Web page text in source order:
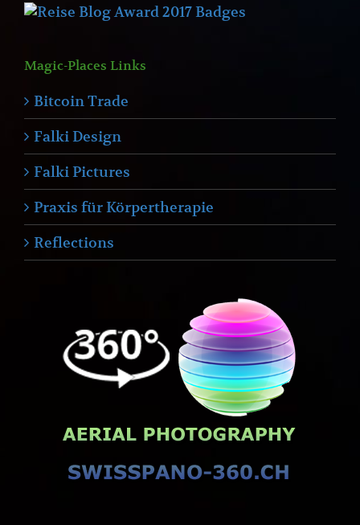
Magic-Places Links
Bitcoin Trade
Falki Design
Falki Pictures
Praxis für Körpertherapie
Reflections